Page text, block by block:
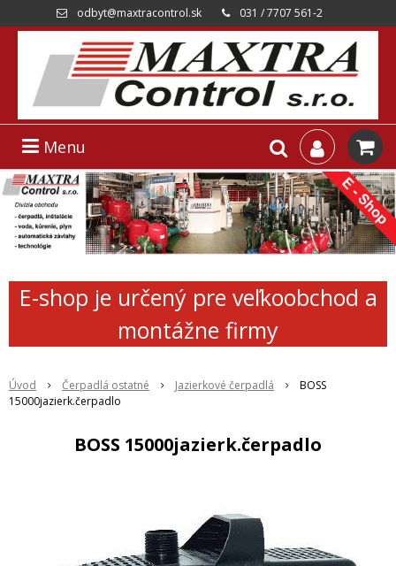
odbyt@maxtracontrol.sk 031 / 7707 561-2
Menu
E-shop je určený pre veľkoobchod a
montážne firmy
Úvod Čerpadlá ostatné Jazierkové čerpadlá
BOSS
15000jazierk.čerpadlo
BOSS 15000jazierk.čerpadlo